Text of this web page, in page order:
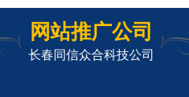
网站推广公司
长春同信众合科技公司